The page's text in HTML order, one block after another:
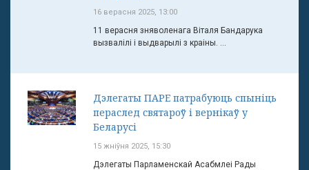
16 верасня 2025, 13:00
11 верасня зняволенага Віталя Бандарука
вызвалілі і выдварылі з краіны. ...
Дэлегаты ПАРЕ патрабуюць спыніць
пераслед святароў і вернікаў у
Беларусі
15 жніўня 2025, 15:30
Дэлегаты Парламенскай Асабмлеі Рады